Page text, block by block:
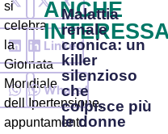
si
celebra
la
Giornata
Mondiale
dell’Ipertensione,
appuntamento
LinkedIn
WhatsApp
ANCHE
Malattia
renale
cronica: un
killer
silenzioso
che
colpisce più
le donne